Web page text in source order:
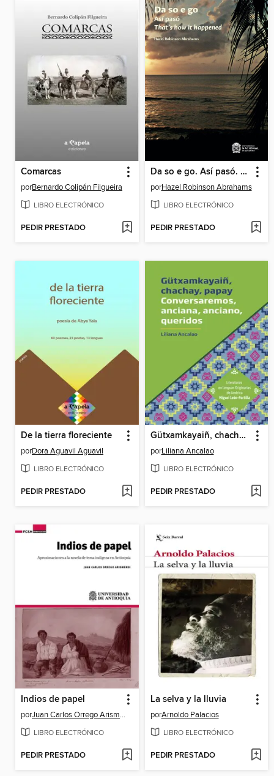
Comarcas
porBernardo Colipán Filgueira
LIBRO ELECTRÓNICO
PEDIR PRESTADO
Da so e go. Así pasó. That's how it happened
porHazel Robinson Abrahams
LIBRO ELECTRÓNICO
PEDIR PRESTADO
De la tierra floreciente
porDora Aguavil Aguavil
LIBRO ELECTRÓNICO
PEDIR PRESTADO
Gütxamkayaiñ, chachay, papay
porLiliana Ancalao
LIBRO ELECTRÓNICO
PEDIR PRESTADO
Indios de papel
por Juan Carlos Orrego Arismendi
LIBRO ELECTRÓNICO
PEDIR PRESTADO
La selva y la lluvia
porArnoldo Palacios
LIBRO ELECTRÓNICO
PEDIR PRESTADO